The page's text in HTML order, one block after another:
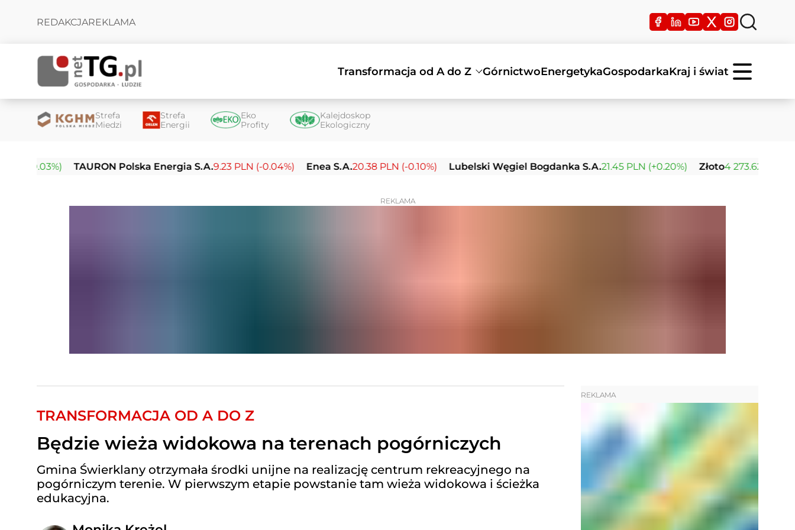
REDAKCJAREKLAMA
Transformacja od A do Z GórnictwoEnergetykaGospodarkaKraj i świat
Strefa
Miedzi
Strefa
Energii
Eko
Profity
Kalejdoskop
Ekologiczny
TAURON Polska Energia S.A.9.23 PLN (-0.04%) Enea S.A.20.38 PLN (-0.10%) Lubelski Węgiel Bogdanka S.A.21.45 PLN (+0.20%) Złoto 4 273.62 USD (+0.63%)
REKLAMA
TRANSFORMACJA OD A DO Z
Będzie wieża widokowa na terenach pogórniczych
Gmina Świerklany otrzymała środki unijne na realizację centrum rekreacyjnego na
pogórniczym terenie. W pierwszym etapie powstanie tam wieża widokowa i ścieżka
edukacyjna.
REKLAMA